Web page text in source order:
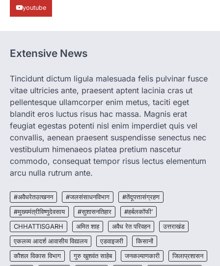
बनाने की दिशा में जिले के नगरी…
2
CHHATTISGARH
जाएगी एल्बेंडाजोल
More Khabar August 7, 2026
रायपुर। राष्ट्रीय कृमि मुक्ति दिवस भारत सरकार द्वारा
बच्चों के स्वास्थ्य सुधार के लिए वर्ष…
3
CHHATTISGARH
CG : मुख्यमंत्री विष्णुदेव साय के नेतृत्व में
छत्तीसगढ़ को बड़ी उपलब्धि
More Khabar
हरित विकास और किसानों की आय…
CHHATTISGARH
CG : पांच माह की अनुष्का को मिला नया
जीवन, चिरायु योजना से संभव हुई सफल सर्जरी
More Khabar August 7, 2026
youtube
Extensive News
Tincidunt dictum ligula malesuada felis pulvinar fusce
vitae ultricies ante, praesent aptent lacinia cras ut
pellentesque ullamcorper enim metus, taciti eget
blandit eros luctus risus hac massa. Magnis erat
feugiat egestas potenti nisl enim imperdiet quis vel
convallis, aenean praesent suspendisse senectus nec
vestibulum himenaeos platea pretium nascetur
commodo, consequat tempor risus lectus elementum
arcu nulla rutrum ante.
#अवैधरेतउत्खनन #जलसंसाधनविभाग
#तेंदूपत्तासंग्रहण
#मुख्यमंत्रीविष्णुदेवसाय
#सुशासनतिहार
#हर्बलकॉफी’
CHHATTISGARH
अमित शाह अवैध रेत परिवहन
उत्तराखंड
एकलव्य आदर्श आवासीय विद्यालय
एडवाइजरी
किसानों
कौशल विकास विभाग
गुरु खुशवंत साहेब जनकल्याणकारी जिलाप्रशासन